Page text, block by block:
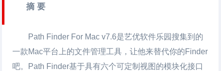
摘 要
Path Finder For Mac v7.6是艺优软件乐园搜集到的
一款Mac平台上的文件管理工具，让他来替代你的Finder
吧。Path Finder基于具有六个可定制视图的模块化接口